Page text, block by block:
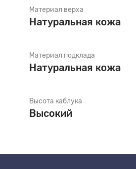
Материал верха
Натуральная кожа
Материал подклада
Натуральная кожа
Высота каблука
Высокий